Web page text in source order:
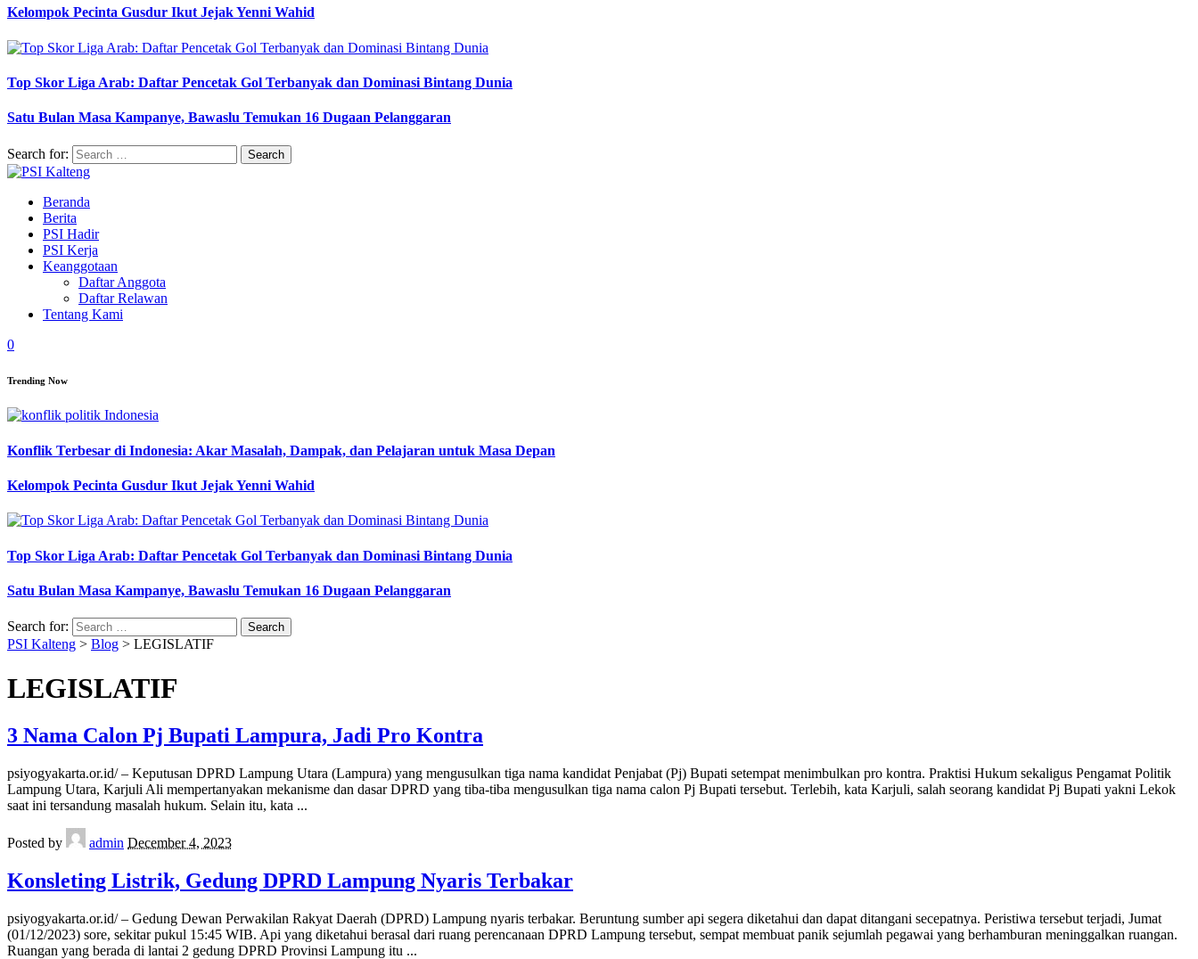
Kelompok Pecinta Gusdur Ikut Jejak Yenni Wahid
Top Skor Liga Arab: Daftar Pencetak Gol Terbanyak dan Dominasi Bintang Dunia
Satu Bulan Masa Kampanye, Bawaslu Temukan 16 Dugaan Pelanggaran
Search for:
Beranda
Berita
PSI Hadir
PSI Kerja
Keanggotaan
Daftar Anggota
Daftar Relawan
Tentang Kami
0
Trending Now
Konflik Terbesar di Indonesia: Akar Masalah, Dampak, dan Pelajaran untuk Masa Depan
Kelompok Pecinta Gusdur Ikut Jejak Yenni Wahid
Top Skor Liga Arab: Daftar Pencetak Gol Terbanyak dan Dominasi Bintang Dunia
Satu Bulan Masa Kampanye, Bawaslu Temukan 16 Dugaan Pelanggaran
Search for:
PSI Kalteng > Blog > LEGISLATIF
LEGISLATIF
3 Nama Calon Pj Bupati Lampura, Jadi Pro Kontra
psiyogyakarta.or.id/ – Keputusan DPRD Lampung Utara (Lampura) yang mengusulkan tiga nama kandidat Penjabat (Pj) Bupati setempat menimbulkan pro kontra. Praktisi Hukum sekaligus Pengamat Politik
Lampung Utara, Karjuli Ali mempertanyakan mekanisme dan dasar DPRD yang tiba-tiba mengusulkan tiga nama calon Pj Bupati tersebut. Terlebih, kata Karjuli, salah seorang kandidat Pj Bupati yakni Lekok
saat ini tersandung masalah hukum. Selain itu, kata ...
Posted by admin December 4, 2023
Konsleting Listrik, Gedung DPRD Lampung Nyaris Terbakar
psiyogyakarta.or.id/ – Gedung Dewan Perwakilan Rakyat Daerah (DPRD) Lampung nyaris terbakar. Beruntung sumber api segera diketahui dan dapat ditangani secepatnya. Peristiwa tersebut terjadi, Jumat
(01/12/2023) sore, sekitar pukul 15:45 WIB. Api yang diketahui berasal dari ruang perencanaan DPRD Lampung tersebut, sempat membuat panik sejumlah pegawai yang berhamburan meninggalkan ruangan.
Ruangan yang berada di lantai 2 gedung DPRD Provinsi Lampung itu ...